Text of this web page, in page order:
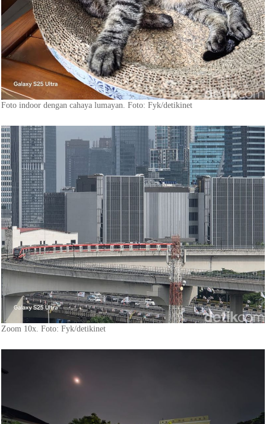
Foto indoor dengan cahaya lumayan. Foto: Fyk/detikinet
Zoom 10x. Foto: Fyk/detikinet